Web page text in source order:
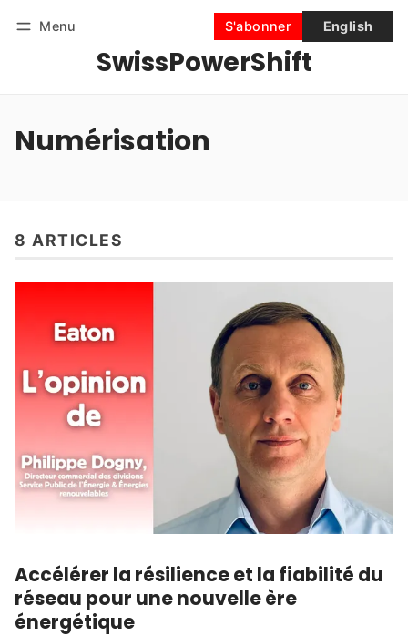
Menu
SwissPowerShift
S'abonner English
Se connecter S'abonner
Numérisation
8 ARTICLES
Accélérer la résilience et la fiabilité du
réseau pour une nouvelle ère
énergétique